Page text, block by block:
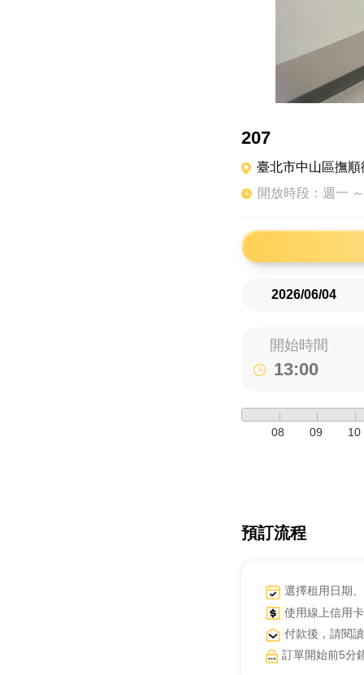
207
臺北市中山區撫
開放時段：週一
開始時間
08 09 10
預訂流程
選擇租用日期
使用線上信用
付款後，請閱讀
訂單開始前5分